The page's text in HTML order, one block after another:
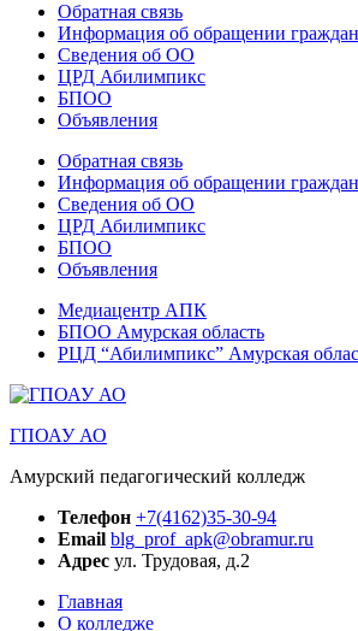
Обратная связь
Информация об обращении граждан
Сведения об ОО
ЦРД Абилимпикс
БПОО
Объявления
Обратная связь
Информация об обращении граждан
Сведения об ОО
ЦРД Абилимпикс
БПОО
Объявления
Медиацентр АПК
БПОО Амурская область
РЦД “Абилимпикс” Амурская
ГПОАУ АО
Амурский педагогический колледж
Телефон +7(4162)35-30-94
Email blg_prof_apk@obramur.ru
Адрес ул. Трудовая, д.2
Главная
О колледже